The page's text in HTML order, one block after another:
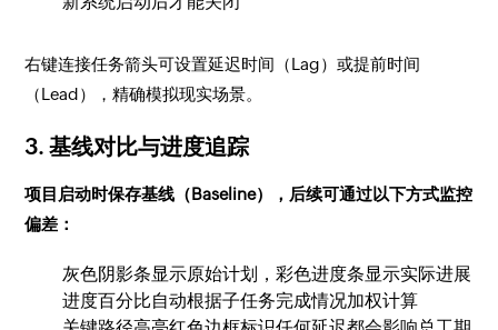
右键连接任务箭头可设置延迟时间（Lag）或提前时间
（Lead），精确模拟现实场景。
3. 基线对比与进度追踪
项目启动时保存基线（Baseline），后续可通过以下方式监控
偏差：
灰色阴影条显示原始计划，彩色进度条显示实际进展
进度百分比自动根据子任务完成情况加权计算